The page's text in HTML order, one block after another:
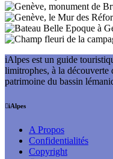
iAlpes est un guide
limitrophes, à la découverte
patrimoine du bassin
iAlpes
A Propos
Confidentialités
Copyright